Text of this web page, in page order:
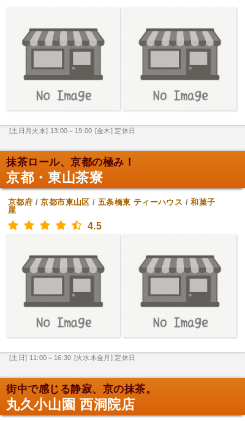
[土日月火水] 13:00～19:00 [金木] 定休日
抹茶ロール、京都の極み！
京都・東山茶寮
京都府 /京都市東山区 / 五条橋東 ティーハウス /和菓子
屋
4.5
[土日] 11:00～16:30 [火水木金月] 定休日
街中で感じる静寂、京の抹茶。
丸久小山園 西洞院店